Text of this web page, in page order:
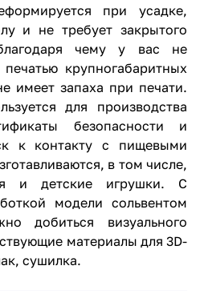
при усадке,
и не требует закрытого
чему у вас не
крупногабаритных
имеет запаха при печати.
для производства
безопасности и
к контакту с пищевыми
в том числе,
и детские игрушки. С
модели сольвентом
добиться визуального
материалы для 3D-
сушилка.